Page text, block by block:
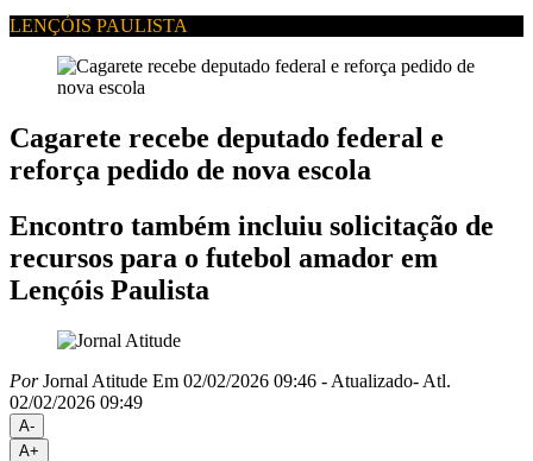
LENÇÓIS PAULISTA
Cagarete recebe deputado federal e
reforça pedido de nova escola
Encontro também incluiu solicitação de
recursos para o futebol amador em
Lençóis Paulista
PorJornal Atitude Em 02/02/2026 09:46 - Atualizado- Atl.
02/02/2026 09:49
A-
A+